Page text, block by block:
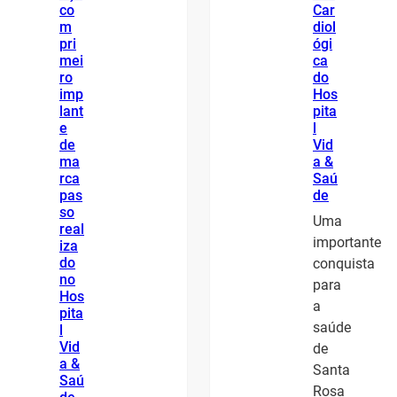
co
m
pri
mei
ro
imp
lant
e
de
ma
rca
pas
so
real
iza
do
no
Hos
pita
l
Vid
a &
Saú
Car
diol
ógi
ca
do
Hos
pita
l
Vid
a &
Saú
de
Uma
importante
conquista
para
a
saúde
de
Santa
Rosa